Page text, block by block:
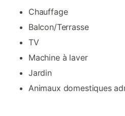
Chauffage
Balcon/Terrasse
TV
Machine à laver
Jardin
Animaux domestiques